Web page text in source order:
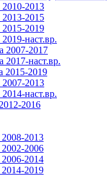
2013
2015
2019
наст.вр.
2007-2017
2017-наст.вр.
2015-2019
2007-2013
наст.вр.
2016
2013
2006
2014
2019